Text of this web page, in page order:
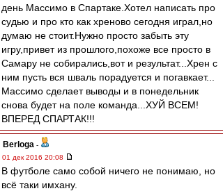
день Массимо в Спартаке.Хотел написать про
судью и про кто как хреново сегодня играл,но
думаю не стоит.Нужно просто забыть эту
игру,привет из прошлого,похоже все просто в
Самару не собирались,вот и результат...Хрен с
ним пусть вся шваль порадуется и погавкает...
Массимо сделает выводы и в понедельник
снова будет на поле команда...ХУЙ ВСЕМ!
ВПЕРЕД СПАРТАК!!!
Berloga -
01 дек 2016 20:08
В футболе само собой ничего не понимаю, но
всё таки имхану.